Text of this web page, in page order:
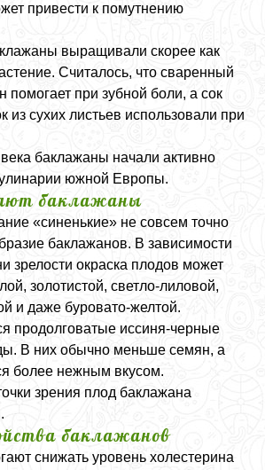
привести к помутнению
выращивали скорее как
Считалось, что сваренный
помогает при зубной боли, а сок
из сухих листьев использовали при
баклажаны начали активно
южной Европы.
баклажаны
«синенькие» не совсем точно
баклажанов. В зависимости
зрелости окраска плодов может
золотистой, светло-лиловой,
и даже буровато-желтой.
продолговатые иссиня-черные
В них обычно меньше семян, а
более нежным вкусом.
зрения плод баклажана
баклажанов
снижать уровень холестерина